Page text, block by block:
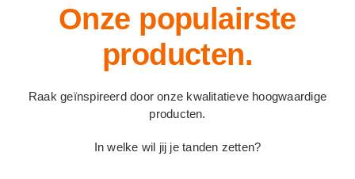
Onze populairste
producten.
Raak geïnspireerd door onze kwalitatieve hoogwaardige
producten.
In welke wil jij je tanden zetten?